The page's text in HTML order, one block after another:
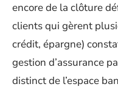
encore de la clôture
clients qui gèrent
crédit, épargne)
gestion d’assurance
distinct de l’espace